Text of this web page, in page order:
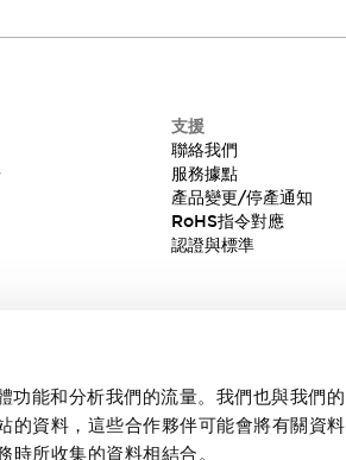
功能和分析我們的流量。我們也與我們的
的資料，這些合作夥伴可能會將有關資料
所收集的資料相結合。
支援
聯絡我們
服務據點
產品變更/停產通知
RoHS指令對應
認證與標準